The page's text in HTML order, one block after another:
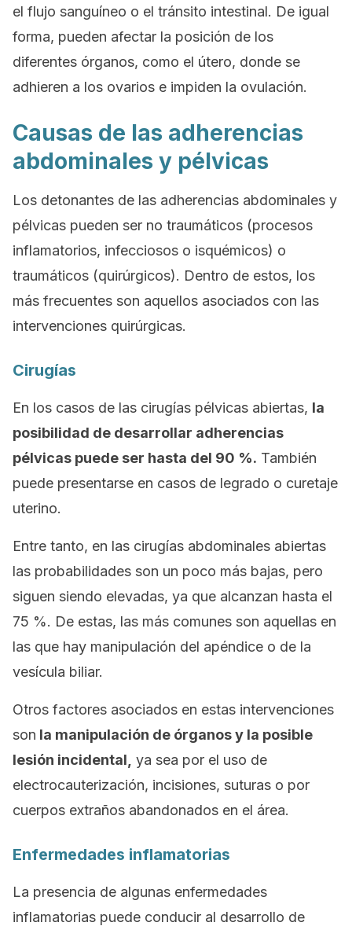
el flujo sanguíneo o el tránsito intestinal. De igual
forma, pueden afectar la posición de los
diferentes órganos, como el útero, donde se
adhieren a los ovarios e impiden la ovulación.
Causas de las adherencias
abdominales y pélvicas
Los detonantes de las adherencias abdominales y
pélvicas pueden ser no traumáticos (procesos
inflamatorios, infecciosos o isquémicos) o
traumáticos (quirúrgicos). Dentro de estos, los
más frecuentes son aquellos asociados con las
intervenciones quirúrgicas.
Cirugías
En los casos de las cirugías pélvicas abiertas, la
posibilidad de desarrollar adherencias
pélvicas puede ser hasta del 90 %. También
puede presentarse en casos de legrado o curetaje
uterino.
Entre tanto, en las cirugías abdominales abiertas
las probabilidades son un poco más bajas, pero
siguen siendo elevadas, ya que alcanzan hasta el
75 %. De estas, las más comunes son aquellas en
las que hay manipulación del apéndice o de la
vesícula biliar.
Otros factores asociados en estas intervenciones
son la manipulación de órganos y la posible
lesión incidental, ya sea por el uso de
electrocauterización, incisiones, suturas o por
cuerpos extraños abandonados en el área.
Enfermedades inflamatorias
La presencia de algunas enfermedades
inflamatorias puede conducir al desarrollo de